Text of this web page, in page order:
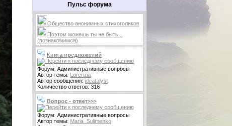
Пульс форума
Общество анонимных стихоголиков
Поэтом можешь ты не быть...
(познакомимся)
Книга предложений
Форум: Административные вопросы
Автор темы: Lorenzia
Автор сообщения: idcatalyst
Количество ответов: 316
Вопрос - ответ>>>
Форум: Административные вопросы
Автор темы: Maria_Sulimenko